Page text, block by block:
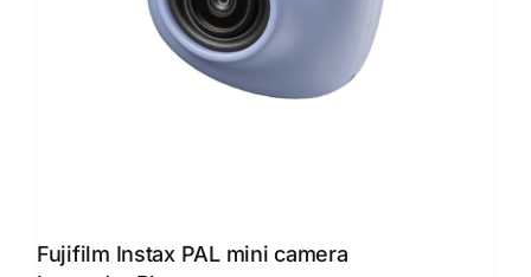
Fujifilm Instax PAL mini camera